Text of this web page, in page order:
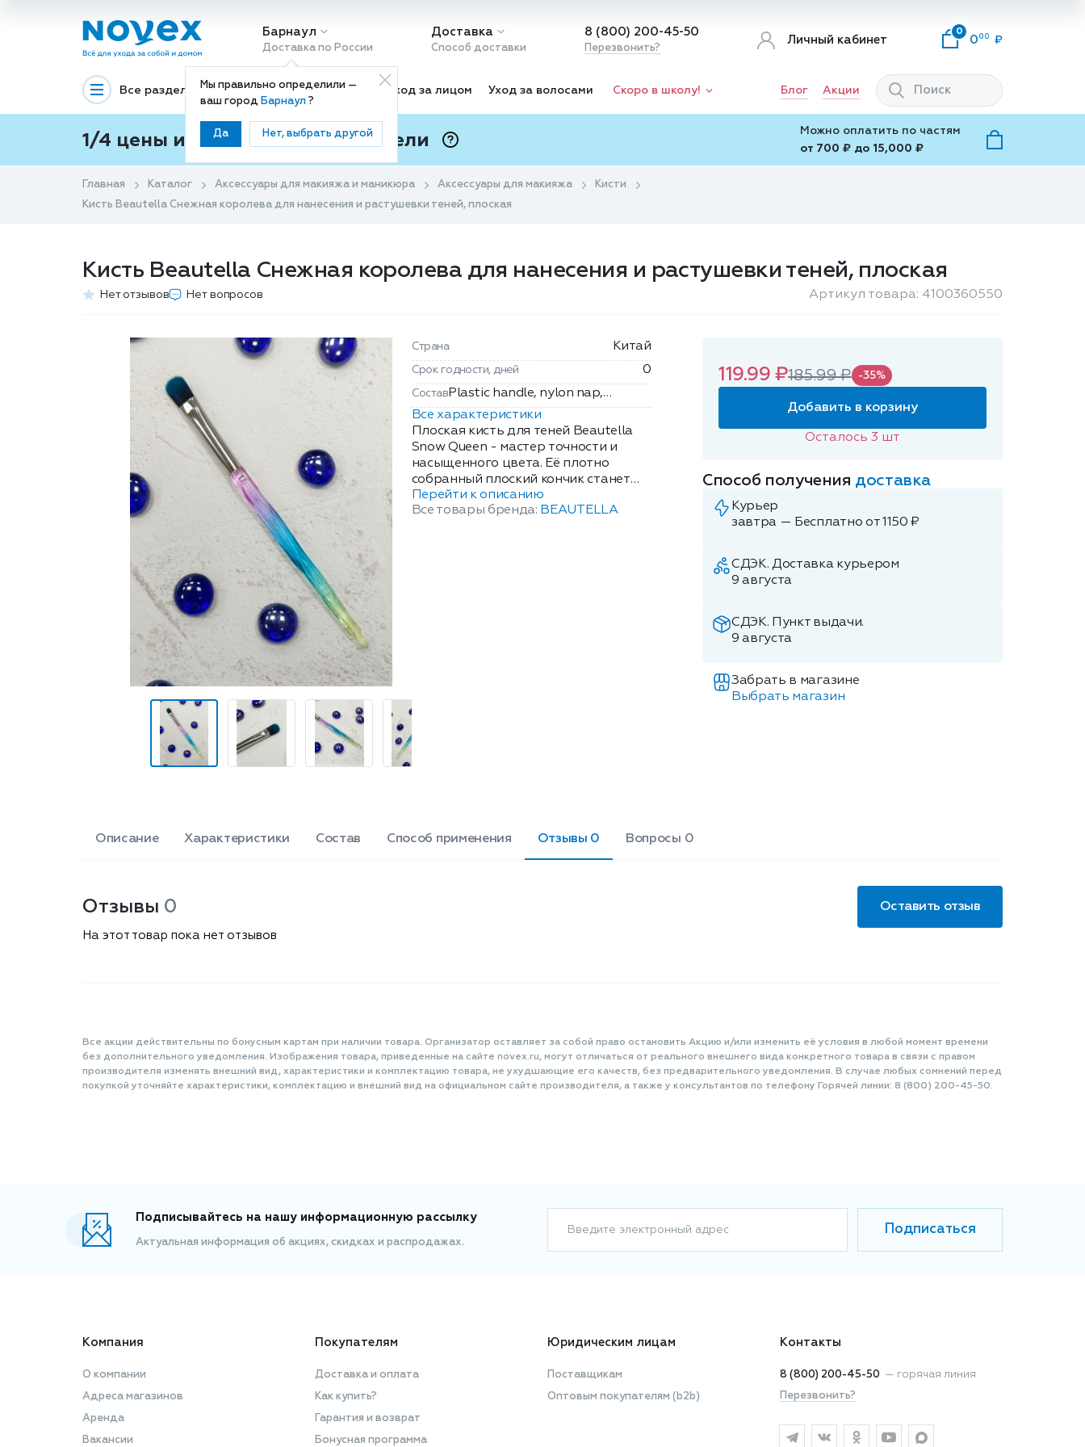
Барнаул
Доставка по России
Мы правильно определили —
ваш город Барнаул?
Да Нет, выбрать другой
Доставка
Способ доставки
8 (800) 200-45-50
Перезвонить?
Личный кабинет
0
0 00
Все разделы Декоративная косметика Уход за лицом Уход за волосами Скоро в школу! Блог Акции
1/4 цены и покупки ваши с Подели
Можно оплатить по частям
от 700 ₽ до 15,000 ₽
Главная Каталог Аксессуары для макияжа и маникюра Аксессуары для макияжа
Кисти
Кисть Beautella Снежная королева для нанесения и растушевки теней, плоская
Кисть Beautella Снежная королева для нанесения и растушевки теней, плоская
Нет отзывов Нет вопросов Артикул товара: 4100360550
Страна Китай
Срок годности, дней 0
Состав Рlastic handle, nylon nap,
aluminium tube.
Все характеристики
Плоская кисть для теней Beautella
Snow Queen - мастер точности и
насыщенного цвета. Её плотно
собранный плоский кончик станет
Вашим секретом безупречной
подводки и яркой пигментации век.
северное сияние. Это не просто
Вашей косметичке для создания
безупречного взгляда. Beautella
Snow Queen создана для макияжа,
Перейти к описанию
Все товары бренда: BEAUTELLA
119.99 ₽185.99 ₽ -35%
Добавить в корзину
Осталось3 шт
Способ получения доставка
Курьер
завтра — Бесплатно от 1150 ₽
СДЭК. Доставка курьером
9 августа
СДЭК. Пункт выдачи.
9 августа
Забрать в магазине
Выбрать магазин
Описание Характеристики Состав Способ применения Отзывы 0 Вопросы 0
Отзывы 0 Оставить отзыв
На этот товар пока нет отзывов
Все акции действительны по бонусным картам при наличии товара. Организатор оставляет за собой право остановить Акцию и/или изменить её условия в любой момент времени
без дополнительного уведомления. Изображения товара, приведенные на сайте novex.ru, могут отличаться от реального внешнего вида конкретного товара в связи с правом
производителя изменять внешний вид, характеристики и комплектацию товара, не ухудшающие его качеств, без предварительного уведомления. В случае любых сомнений перед
покупкой уточняйте характеристики, комплектацию и внешний вид на официальном сайте производителя, а также у консультантов по телефону Горячей линии: 8 (800) 200-45-50.
Подписывайтесь на нашу информационную рассылку
Актуальная информация об акциях, скидках и распродажах.
Введите электронный адрес Подписаться
Компания
О компании
Адреса магазинов
Аренда
Вакансии
Покупателям
Доставка и оплата
Как купить?
Гарантия и возврат
Бонусная программа
Юридическим лицам
Поставщикам
Оптовым покупателям (b2b)
Контакты
8 (800) 200-45-50 — горячая линия
Перезвонить?